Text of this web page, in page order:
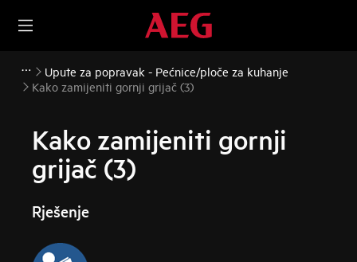
Upute za popravak - Pećnice/ploče za kuhanje
Kako zamijeniti gornji grijač (3)
Kako zamijeniti gornji
grijač (3)
Rješenje